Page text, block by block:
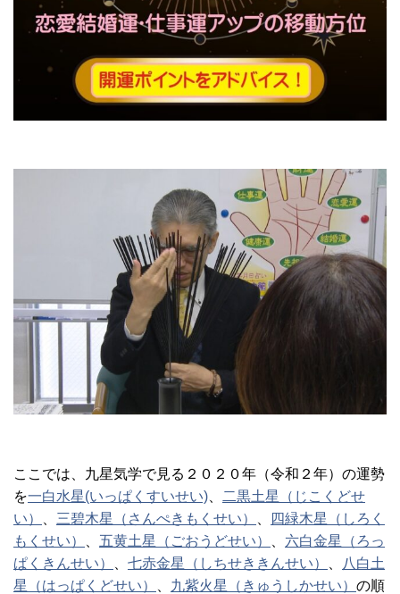
ここでは、九星気学で見る２０２０年（令和２年）の運勢
を一白水星(いっぱくすいせい)
二黒土星（じこくどせ
い）
三碧木星（さんぺきもくせい）
四緑木星（しろく
もくせい）
五黄土星（ごおうどせい）
六白金星（ろっ
ぱくきんせい）
七赤金星（しちせききんせい）
八白土
星（はっぱくどせい）
九紫火星（きゅうしかせい） の順